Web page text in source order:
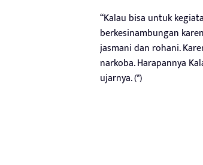
“Kalau bisa untuk
berkesinambungan
jasmani dan rohani.
narkoba. Harapannya
ujarnya. (*)